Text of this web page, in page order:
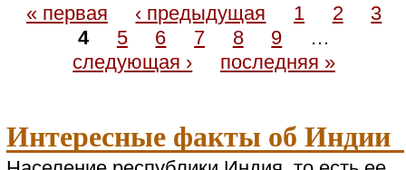
« первая ‹ предыдущая 1 2
3
4
5 6 7 8 9
…
следующая ›
последняя »
Интересные факты об Индии